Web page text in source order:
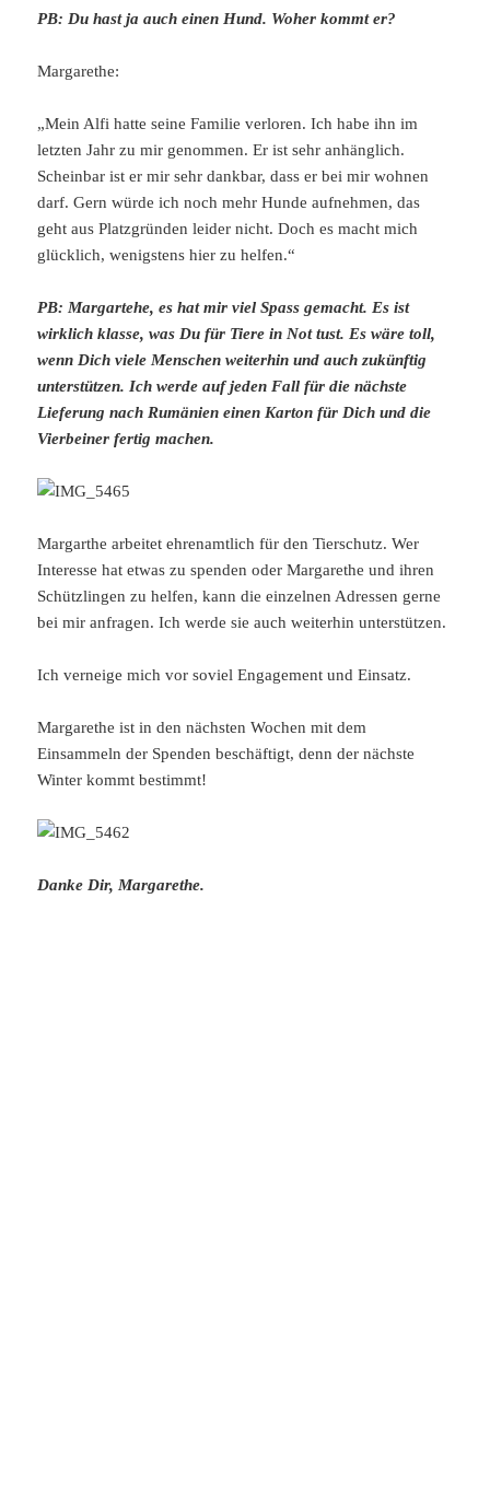
PB: Du hast ja auch einen Hund. Woher kommt er?
Margarethe:
„Mein Alfi hatte seine Familie verloren. Ich habe ihn im
letzten Jahr zu mir genommen. Er ist sehr anhänglich.
Scheinbar ist er mir sehr dankbar, dass er bei mir wohnen
darf. Gern würde ich noch mehr Hunde aufnehmen, das
geht aus Platzgründen leider nicht. Doch es macht mich
glücklich, wenigstens hier zu helfen.“
PB: Margartehe, es hat mir viel Spass gemacht. Es ist
wirklich klasse, was Du für Tiere in Not tust. Es wäre toll,
wenn Dich viele Menschen weiterhin und auch zukünftig
unterstützen. Ich werde auf jeden Fall für die nächste
Lieferung nach Rumänien einen Karton für Dich und die
Vierbeiner fertig machen.
Margarthe arbeitet ehrenamtlich für den Tierschutz. Wer
Interesse hat etwas zu spenden oder Margarethe und ihren
Schützlingen zu helfen, kann die einzelnen Adressen gerne
bei mir anfragen. Ich werde sie auch weiterhin unterstützen.
Ich verneige mich vor soviel Engagement und Einsatz.
Margarethe ist in den nächsten Wochen mit dem
Einsammeln der Spenden beschäftigt, denn der nächste
Winter kommt bestimmt!
Danke Dir, Margarethe.